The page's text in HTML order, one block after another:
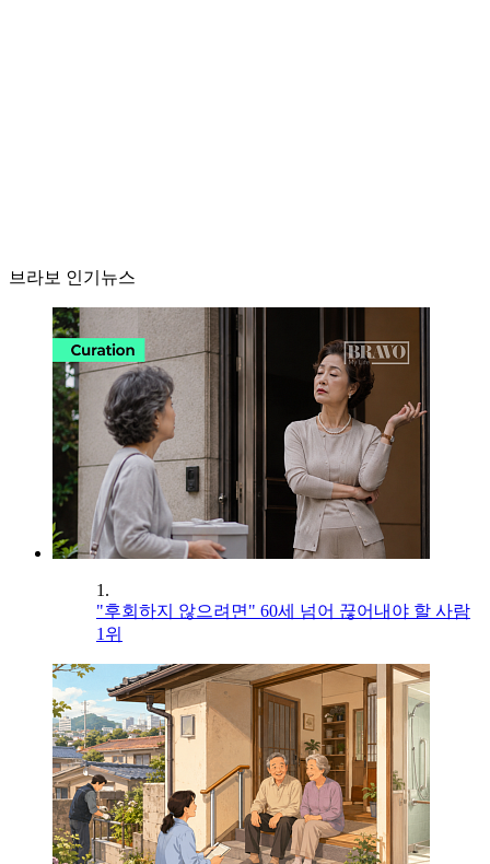
브라보 인기뉴스
1.
"후회하지 않으려면" 60세 넘어 끊어내야 할 사람
1위